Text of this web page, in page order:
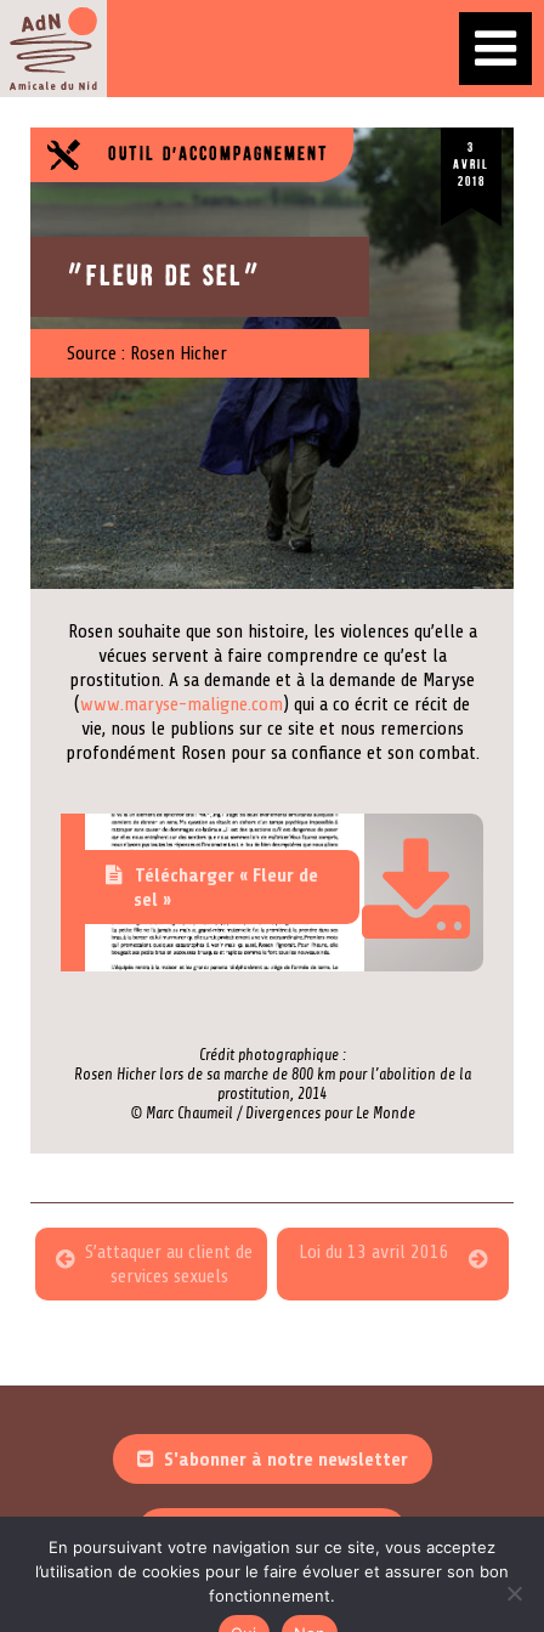
“Fleur de sel”
3
avril
2018
Outil d'accompagnement
Source : Rosen Hicher
Rosen souhaite que son histoire, les violences qu’elle a
vécues servent à faire comprendre ce qu’est la
prostitution. A sa demande et à la demande de Maryse
(www.maryse-maligne.com) qui a co écrit ce récit de
vie, nous le publions sur ce site et nous remercions
profondément Rosen pour sa confiance et son combat.
Télécharger « Fleur de
sel »
Crédit photographique :
Rosen Hicher lors de sa marche de 800 km pour l’abolition de la
prostitution, 2014
© Marc Chaumeil / Divergences pour Le Monde
S’attaquer au client de
services sexuels
Loi du 13 avril 2016
S'abonner à notre newsletter
Amicale du Nid 2018 © – Graphisme, webdesign et développement :
En poursuivant votre navigation sur ce site, vous acceptez
l’utilisation de cookies pour le faire évoluer et assurer son bon
fonctionnement.